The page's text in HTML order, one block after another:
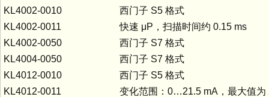
KL4002-0010
西门子 S5 格式
KL4002-0011
快速 μP，扫描时间约 0.15 ms
KL4002-0050
西门子 S7 格式
KL4004-0050
西门子 S7 格式
KL4012-0010
西门子 S5 格式
KL4012-0011
变化范围：0…21.5 mA，最大值为